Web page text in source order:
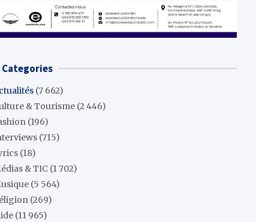
Categories
(7 662)
& Tourisme (2 446)
(196)
(715)
(18)
& TIC (1 702)
(5 564)
(269)
(11 965)